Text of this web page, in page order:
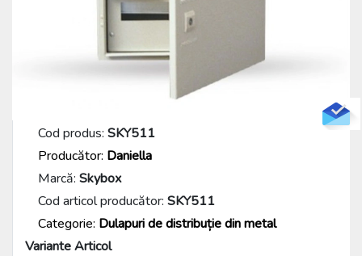
Cod produs: SKY511
Producător: Daniella
Marcă: Skybox
Cod articol producător: SKY511
Categorie: Dulapuri de distribuție din metal
Variante Articol